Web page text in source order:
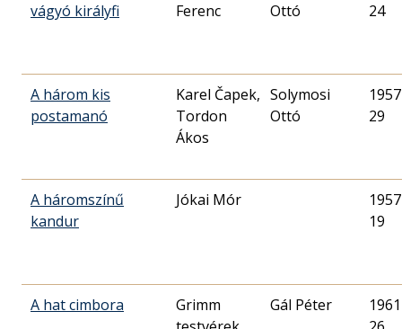
vágyó királyfi
Ferenc
Ottó
24
A három kis
postamanó
Karel Čapek,
Tordon
Ákos
Solymosi
Ottó
29
A háromszínű
kandur
Jókai Mór
19
A hat cimbora
Grimm
Gál Péter